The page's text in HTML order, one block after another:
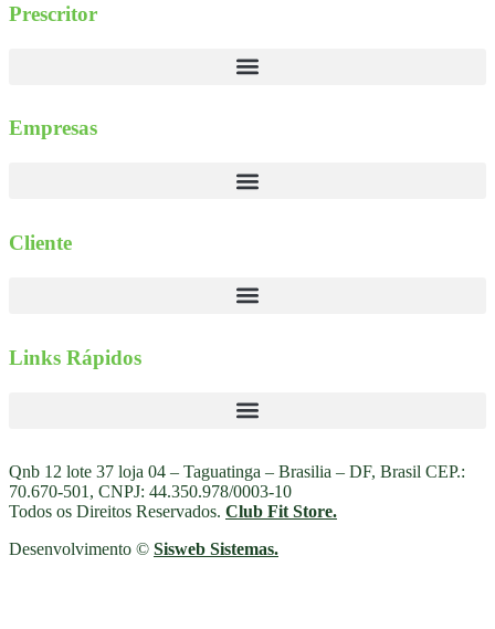
Prescritor
Empresas
Cliente
Links Rápidos
Qnb 12 lote 37 loja 04 – Taguatinga – Brasilia – DF, Brasil CEP.:
70.670-501, CNPJ: 44.350.978/0003-10
Todos os Direitos Reservados. Club Fit Store.
Desenvolvimento © Sisweb Sistemas.